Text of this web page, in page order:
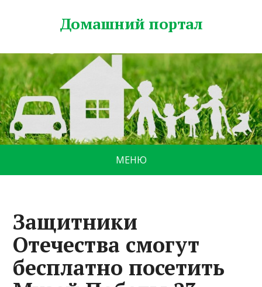
Домашний портал
МЕНЮ
Защитники
Отечества смогут
бесплатно посетить